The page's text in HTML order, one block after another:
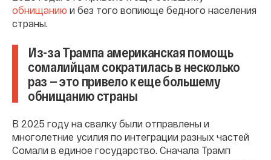
обнищанию и без того вопиюще бедного населения
страны.
Из-за Трампа американская помощь
сомалийцам сократилась в несколько
раз — это привело к еще большему
обнищанию страны
В 2025 году на свалку были отправлены и
многолетние усилия по интеграции разных частей
Сомали в единое государство. Сначала Трамп